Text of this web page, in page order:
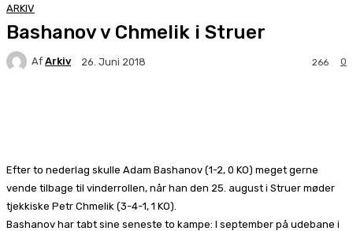
ARKIV
Bashanov v Chmelik i Struer
Af Arkiv 26. Juni 2018 0
266
Efter to nederlag skulle Adam Bashanov (1-2, 0 KO) meget gerne
vende tilbage til vinderrollen, når han den 25. august i Struer møder
tjekkiske Petr Chmelik (3-4-1, 1 KO).
Bashanov har tabt sine seneste to kampe: I september på udebane i